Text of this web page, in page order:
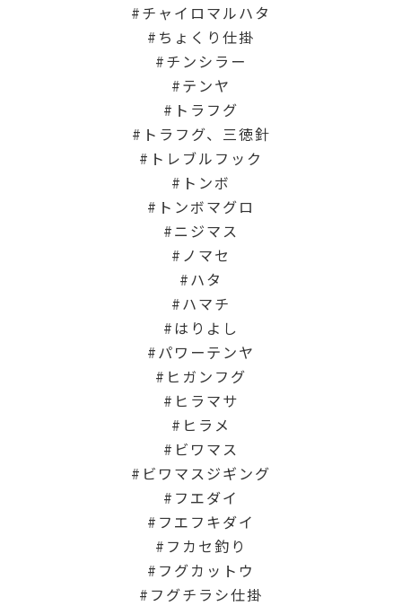
チャイロマルハタ
ちょくり仕掛
チンシラー
テンヤ
トラフグ
トラフグ、三徳針
トレブルフック
トンボ
トンボマグロ
ニジマス
ノマセ
ハタ
ハマチ
はりよし
パワーテンヤ
ヒガンフグ
ヒラマサ
ヒラメ
ビワマス
ビワマスジギング
フエダイ
フエフキダイ
フカセ釣り
フグカットウ
フグチラシ仕掛